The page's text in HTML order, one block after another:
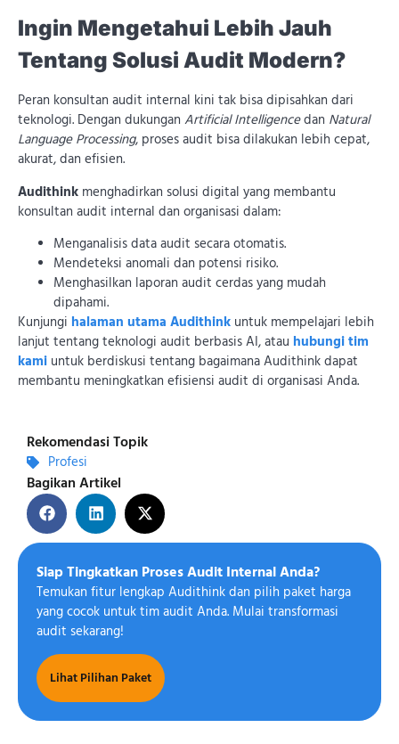
Rekomendasi Topik
Profesi
Bagikan Artikel
Siap Tingkatkan Proses Audit Internal Anda?
Temukan fitur lengkap Audithink dan pilih paket harga
yang cocok untuk tim audit Anda. Mulai transformasi
audit sekarang!
Lihat Pilihan Paket
Ingin Mengetahui Lebih Jauh
Tentang Solusi Audit Modern?
Peran konsultan audit internal kini tak bisa dipisahkan dari
teknologi. Dengan dukungan Artificial Intelligencedan Natural
Language Processing, proses audit bisa dilakukan lebih cepat,
akurat, dan efisien.
Audithink menghadirkan solusi digital yang membantu
konsultan audit internal dan organisasi dalam:
Menganalisis data audit secara otomatis.
Mendeteksi anomali dan potensi risiko.
Menghasilkan laporan audit cerdas yang mudah
dipahami.
Kunjungi halaman utama Audithink untuk mempelajari lebih
lanjut tentang teknologi audit berbasis AI, atau hubungi tim
kami untuk berdiskusi tentang bagaimana Audithink dapat
membantu meningkatkan efisiensi audit di organisasi Anda.